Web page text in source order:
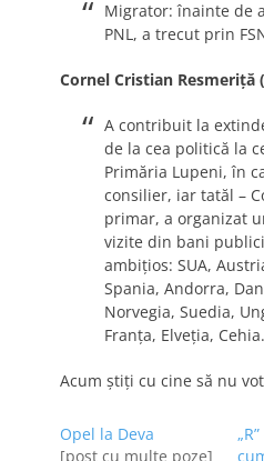
Migrator: înainte de
PNL, a trecut prin
Cornel Cristian Resmeriţă
A contribuit la
de la cea politică la
Primăria Lupeni, în
consilier, iar tatăl –
primar, a organizat
vizite din bani
ambiţios: SUA,
Spania, Andorra,
Norvegia, Suedia,
Franţa, Elveţia, Cehia.
Acum ştiţi cu cine să nu
Opel la Deva
[post cu multe poze]